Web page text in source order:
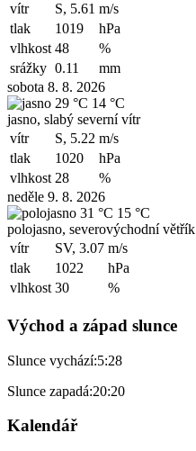
vítr
S, 5.61 m/s
tlak
1019
hPa
vlhkost 48
%
srážky 0.11
mm
sobota 8. 8. 2026
29 °C 14 °C
jasno, slabý severní vítr
vítr
S, 5.22 m/s
tlak
1020
hPa
vlhkost 28
%
neděle 9. 8. 2026
31 °C 15 °C
polojasno, severovýchodní větřík
vítr
SV, 3.07 m/s
tlak
1022
hPa
vlhkost 30 %
Východ a západ slunce
Slunce vychází:5:28
Slunce zapadá:20:20
Kalendář